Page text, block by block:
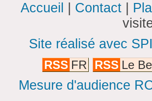
Accueil Contact
Site réalisé avec
RSS FR RSS Le
Mesure d'audience